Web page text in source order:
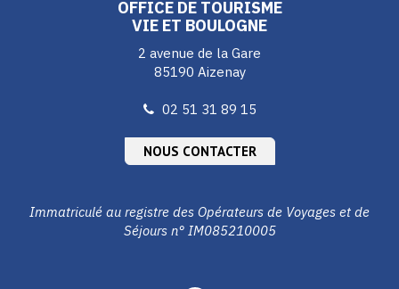
OFFICE DE TOURISME
VIE ET BOULOGNE
2 avenue de la Gare
85190 Aizenay
02 51 31 89 15
NOUS CONTACTER
Immatriculé au registre des Opérateurs de Voyages et de
Séjours n° IM085210005